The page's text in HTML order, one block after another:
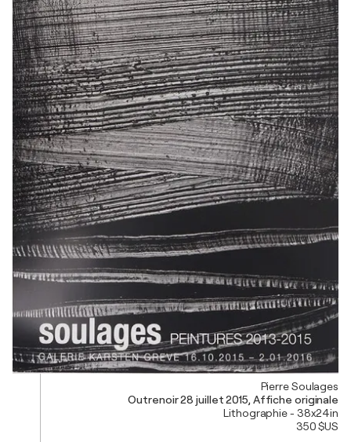
Pierre Soulages
Outrenoir 28 juillet 2015, Affiche originale
Lithographie - 38x24in
350 $US